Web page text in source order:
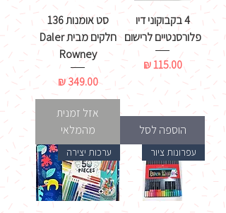
4 בקבוקוני דיו
פלורסנטיים לרישום
מחיר‏115.00 ‏₪
הוספה לסל
סט אומנות 136
חלקים מבית Daler
Rowney
מחיר‏349.00 ‏₪
אזל זמנית
מהמלאי
עפרונות ציור ערכות יצירה